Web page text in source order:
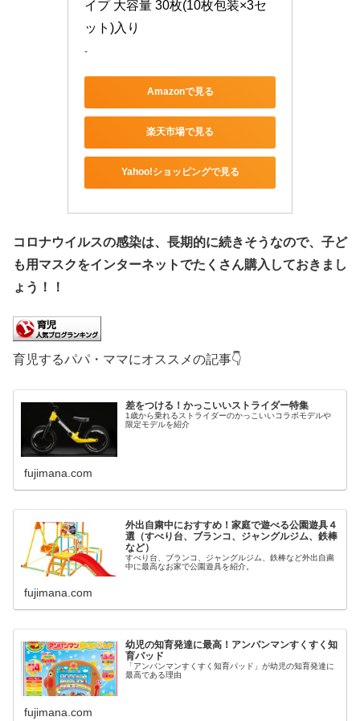
イプ 大容量 30枚(10枚包装×3セ
ット)入り
-
Amazonで見る
楽天市場で見る
Yahoo!ショッピングで見る
コロナウイルスの感染は、長期的に続きそうなので、子ど
も用マスクをインターネットでたくさん購入しておきまし
ょう！！
育児するパパ・ママにオススメの記事👇
差をつける！かっこいいストライダー特集
1歳から乗れるストライダーのかっこいいコラボモデルや
限定モデルを紹介
fujimana.com
外出自粛中におすすめ！家庭で遊べる公園遊具４
選（すべり台、ブランコ、ジャングルジム、鉄棒
など）
すべり台、ブランコ、ジャングルジム、鉄棒など外出自粛
中に最高なお家で公園遊具を紹介。
fujimana.com
幼児の知育発達に最高！アンパンマンすくすく知
育パッド
「アンパンマンすくすく知育パッド」が幼児の知育発達に
最高である理由
fujimana.com